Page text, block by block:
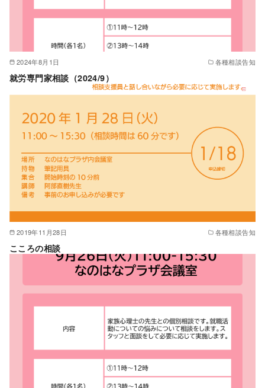
2024年8月1日 各種相談告知
就労専門家相談（2024/9）
2019年11月28日 各種相談告知
こころの相談